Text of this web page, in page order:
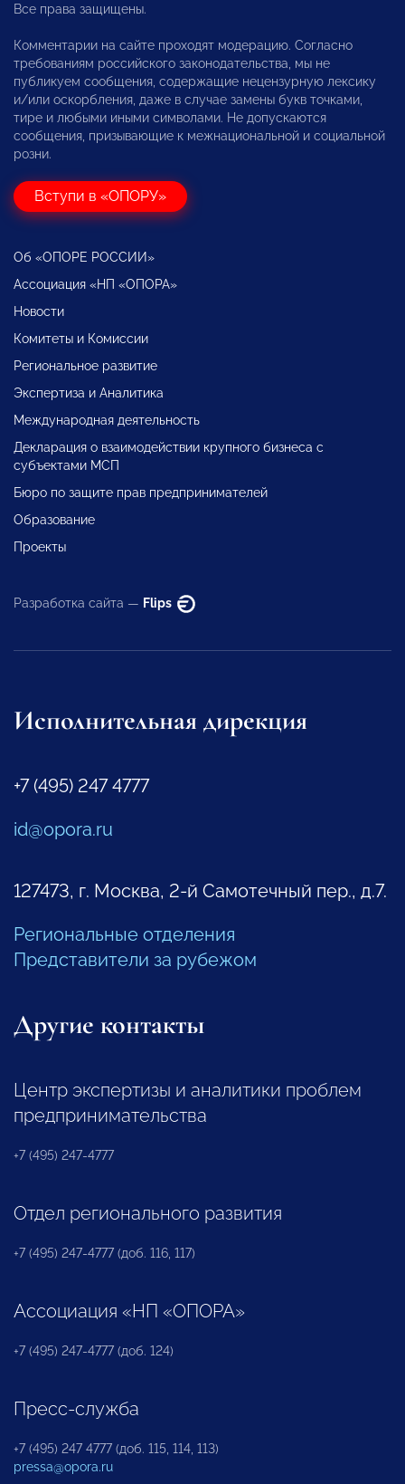
Все права защищены.
Комментарии на сайте проходят модерацию. Согласно
требованиям российского законодательства, мы не
публикуем сообщения, содержащие нецензурную лексику
и/или оскорбления, даже в случае замены букв точками,
тире и любыми иными символами. Не допускаются
сообщения, призывающие к межнациональной и социальной
розни.
Вступи в «ОПОРУ»
Об «ОПОРЕ РОССИИ»
Ассоциация «НП «ОПОРА»
Новости
Комитеты и Комиссии
Региональное развитие
Экспертиза и Аналитика
Международная деятельность
Декларация о взаимодействии крупного бизнеса с
субъектами МСП
Бюро по защите прав предпринимателей
Образование
Проекты
Разработка сайта — Flips
Исполнительная дирекция
+7 (495) 247 4777
id@opora.ru
127473, г. Москва, 2-й Самотечный пер., д.7.
Региональные отделения
Представители за рубежом
Другие контакты
Центр экспертизы и аналитики проблем
предпринимательства
+7 (495) 247-4777
Отдел регионального развития
+7 (495) 247-4777 (доб. 116, 117)
Ассоциация «НП «ОПОРА»
+7 (495) 247-4777 (доб. 124)
Пресс-служба
+7 (495) 247 4777 (доб. 115, 114, 113)
pressa@opora.ru